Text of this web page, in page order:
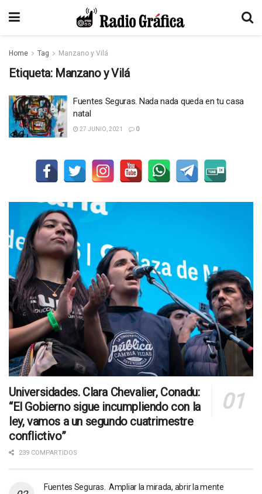
Home Tag Manzano y Vilá
Etiqueta: Manzano y Vilá
Fuentes Seguras. Nada nada queda en tu casa
natal
27 JUNIO, 2021 0
Universidades. Clara Chevalier, Conadu:
“El Gobierno sigue incumpliendo con la
ley, vamos a un segundo cuatrimestre
conflictivo”
239 COMPARTIDOS
Fuentes Seguras. Ampliar la mirada, abrir la mente